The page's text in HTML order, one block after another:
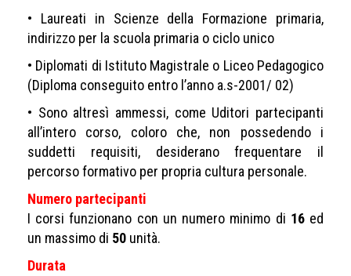
• Laureati in Scienze della Formazione primaria,
indirizzo per la scuola primaria o ciclo unico
• Diplomati di Istituto Magistrale o Liceo Pedagogico
(Diploma conseguito entro l’anno a.s-2001/ 02)
• Sono altresì ammessi, come Uditori partecipanti
all’intero corso, coloro che, non possedendo i
suddetti requisiti, desiderano frequentare il
percorso formativo per propria cultura personale.
Numero partecipanti
I corsi funzionano con un numero minimo di 16ed
un massimo di 50 unità.
Durata